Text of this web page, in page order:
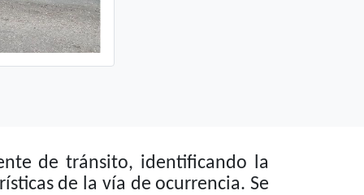
de tránsito, identificando la
de la vía de ocurrencia. Se